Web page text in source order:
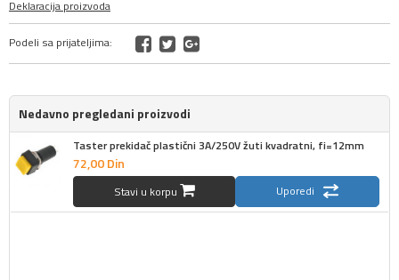
Deklaracija proizvoda
Podeli sa prijateljima:
Nedavno pregledani proizvodi
Taster prekidač plastični 3A/250V žuti kvadratni, fi=12mm
72,00Din
Stavi u korpu Uporedi